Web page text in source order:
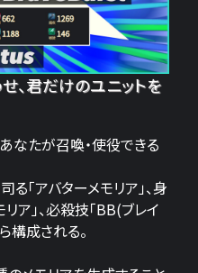
、君だけのユニットを
なたが召喚・使役できる
「アバターメモリア」、身
ア」、必殺技「BB(ブレイ
構成される。